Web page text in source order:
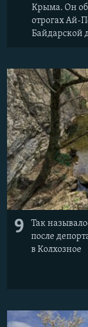
Крыма. Он
отрогах Ай-
Байдарской
9
Так
после
в Колхозное